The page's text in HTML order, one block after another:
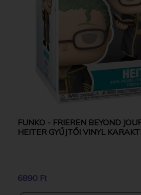
FUNKO - FRIEREN BEYOND
HEITER GYŰJTŐI VINYL
6890 Ft